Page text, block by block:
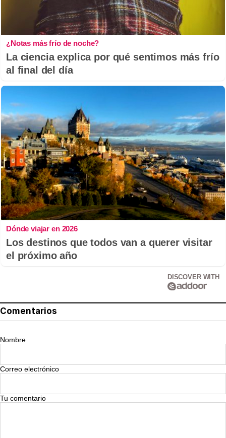
¿Notas más frío de noche?
La ciencia explica por qué sentimos más frío
al final del día
Dónde viajar en 2026
Los destinos que todos van a querer visitar
el próximo año
DISCOVER WITH
Comentarios
Nombre
Correo electrónico
Tu comentario